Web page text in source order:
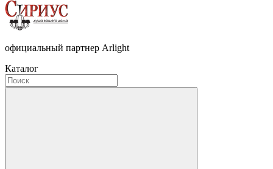
официальный партнер Arlight
Каталог